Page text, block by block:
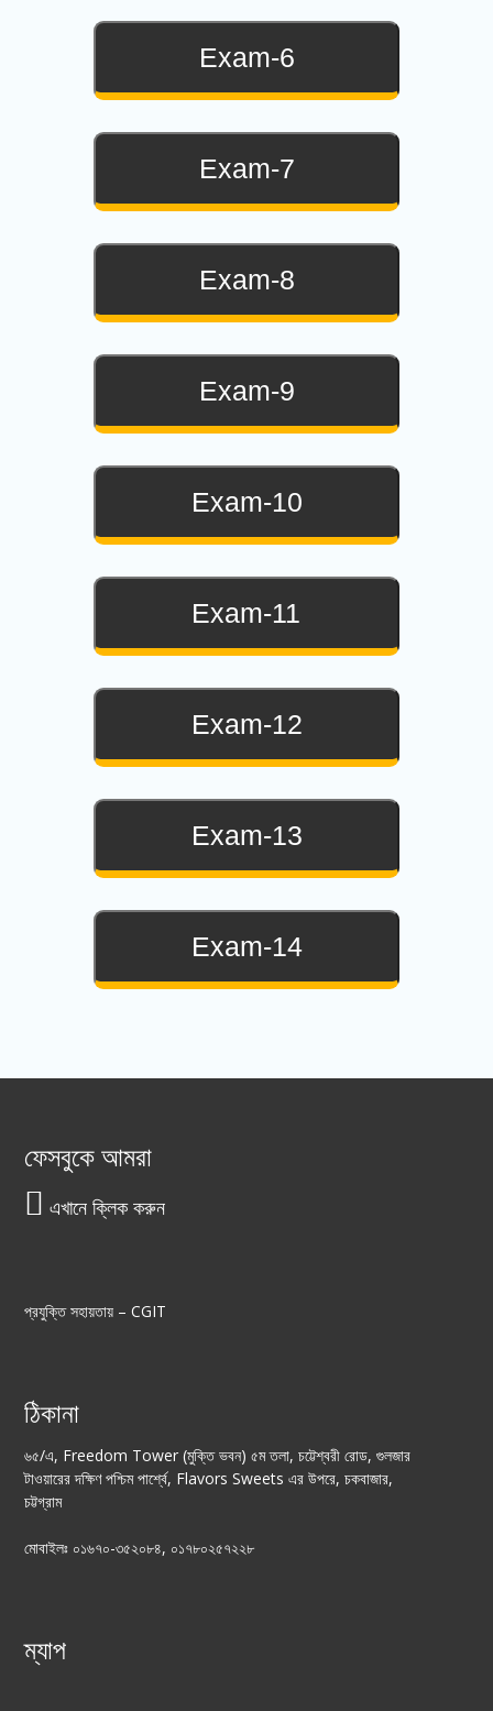
Exam-6
Exam-7
Exam-8
Exam-9
Exam-10
Exam-11
Exam-12
Exam-13
Exam-14
ফেসবুকে আমরা
এখানে ক্লিক করুন
প্রযুক্তি সহায়তায় –CGIT
ঠিকানা
৬৫/এ, Freedom Tower (মুক্তি ভবন) ৫ম তলা, চট্টেশ্বরী রোড, গুলজার
টাওয়ারের দক্ষিণ পশ্চিম পার্শ্বে, Flavors Sweets এর উপরে, চকবাজার,
চট্টগ্রাম
মোবাইলঃ ০১৬৭০-৩৫২০৮৪, ০১৭৮০২৫৭২২৮
ম্যাপ